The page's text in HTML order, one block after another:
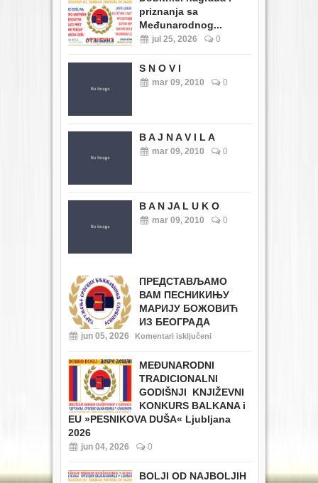
priznanja sa
Međunarodnog...
jul 25, 2026 0
S N O V I
mar 09, 2010 0
B A J N A V I L A
mar 09, 2010 0
B A N JA L U K O
mar 09, 2010 0
ПРЕДСТАВЉАМО
ВАМ ПЕСНИКИЊУ
МАРИЈУ БОЖОВИЋ
ИЗ БЕОГРАДА
jun 05, 2026 Komentari isključeni
MEĐUNARODNI
TRADICIONALNI
GODIŠNJI KNJIŽEVNI
KONKURS BALKANA i
EU »PESNIKOVA DUŠA« Ljubljana
2026
jun 04, 2026 0
BOLJI OD NAJBOLJIH